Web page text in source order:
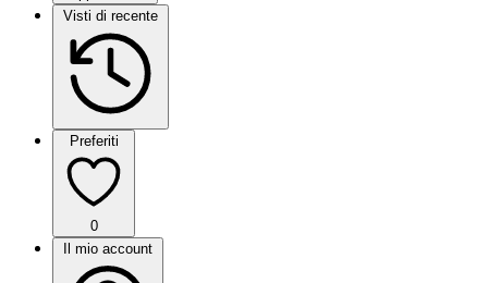
Visti di recente
Preferiti
0
Il mio account